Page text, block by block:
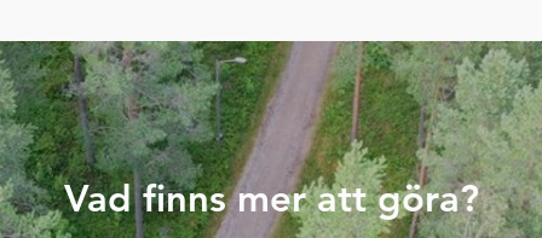
Vad finns mer att göra?